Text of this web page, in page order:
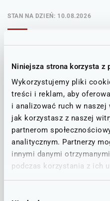
Niniejsza strona korzysta z
Wykorzystujemy pliki
treści i reklam, aby
i analizować ruch w
jak korzystasz z naszej
partnerom
analitycznym. Partnerzy
innymi danymi
podczas korzystania z ich
STAN NA DZIEŃ: 10.08.2026
Brak zgłoszonych utrudnień
Rozkład
Warkocz
Trasę Strzelin-Warkocz
Powyższa lista dokładnie